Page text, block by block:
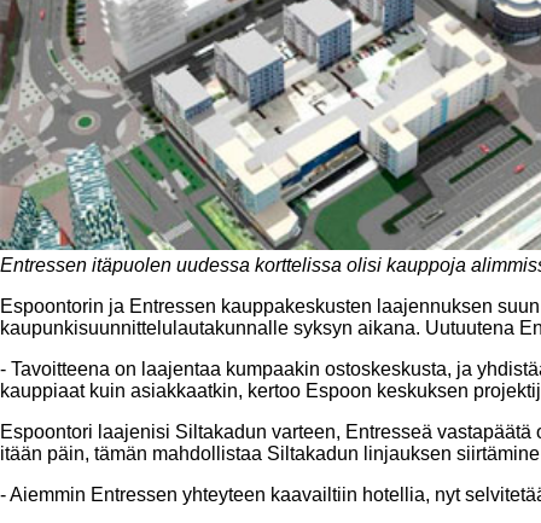
Entressen itäpuolen uudessa korttelissa olisi kauppoja
Espoontorin ja Entressen kauppakeskusten laajennuksen
kaupunkisuunnittelulautakunnalle syksyn aikana. Uutuutena
- Tavoitteena on laajentaa kumpaakin ostoskeskusta, ja
kauppiaat kuin asiakkaatkin, kertoo Espoon keskuksen
Espoontori laajenisi Siltakadun varteen, Entresseä
itään päin, tämän mahdollistaa Siltakadun linjauksen
- Aiemmin Entressen yhteyteen kaavailtiin hotellia, nyt